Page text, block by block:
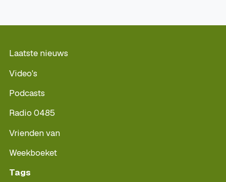
Laatste nieuws
Video's
Podcasts
Radio 0485
Vrienden van
Weekboeket
Tags